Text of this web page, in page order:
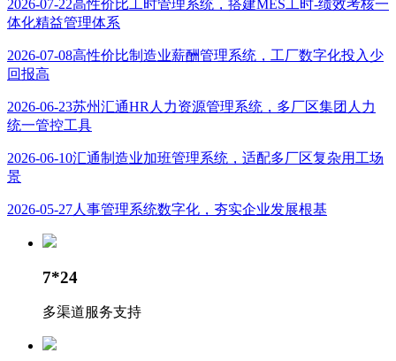
2026-07-22高性价比工时管理系统，搭建MES工时-绩效考核一
体化精益管理体系
2026-07-08高性价比制造业薪酬管理系统，工厂数字化投入少
回报高
2026-06-23苏州汇通HR人力资源管理系统，多厂区集团人力
统一管控工具
2026-06-10汇通制造业加班管理系统，适配多厂区复杂用工场
景
2026-05-27人事管理系统数字化，夯实企业发展根基
7*24
多渠道服务支持